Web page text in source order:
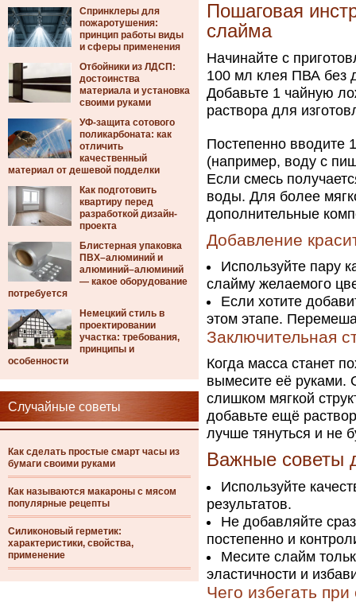
Спринклеры для
пожаротушения:
принцип работы виды
и сферы применения
Отбойники из ЛДСП:
достоинства
материала и установка
своими руками
УФ-защита сотового
поликарбоната: как
отличить
качественный
материал от дешевой подделки
Как подготовить
квартиру перед
разработкой дизайн-
проекта
Блистерная упаковка
ПВХ–алюминий и
алюминий–алюминий
— какое оборудование
потребуется
Немецкий стиль в
проектировании
участка: требования,
принципы и
особенности
Случайные советы
Как сделать простые смарт часы из
бумаги своими руками
Как называются макароны с мясом
популярные рецепты
Силиконовый герметик:
характеристики, свойства,
применение
Пошаговая
слайма
Начинайте с
100 мл клея ПВА без
Добавьте 1 чайную
раствора для
Постепенно вводите
(например, воду с
Если смесь
воды. Для более
дополнительные
Добавление
Используйте пару
слайму желаемого
Если хотите
этом этапе.
Заключительная
Когда масса станет
вымесите её руками.
слишком мягкой
добавьте ещё
лучше тянуться и не
Важные советы
Используйте
результатов.
Не добавляйте
постепенно и
Месите слайм
эластичности и
Чего избегать